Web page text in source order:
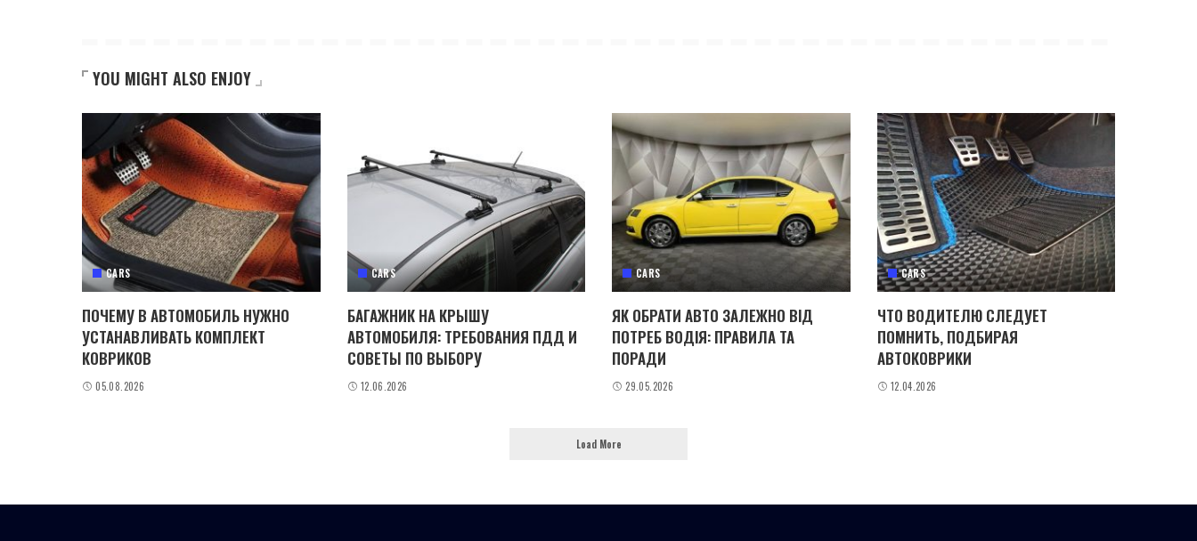
YOU MIGHT ALSO ENJOY
CARS
ПОЧЕМУ В АВТОМОБИЛЬ НУЖНО
УСТАНАВЛИВАТЬ КОМПЛЕКТ
КОВРИКОВ
05.08.2026
CARS
БАГАЖНИК НА КРЫШУ
АВТОМОБИЛЯ: ТРЕБОВАНИЯ ПДД И
СОВЕТЫ ПО ВЫБОРУ
12.06.2026
CARS
ЯК ОБРАТИ АВТО ЗАЛЕЖНО ВІД
ПОТРЕБ ВОДІЯ: ПРАВИЛА ТА
ПОРАДИ
29.05.2026
CARS
ЧТО ВОДИТЕЛЮ СЛЕДУЕТ
ПОМНИТЬ, ПОДБИРАЯ
АВТОКОВРИКИ
12.04.2026
Load More